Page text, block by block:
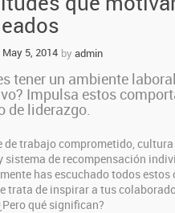
alinear
estrategias
tu
empresa
–
Gerencia
de
proyectos”
May 5, 2014 by admin
tener un ambiente
Impulsa estos
de liderazgo.
de trabajo comprometido,
sistema de recompensación
has escuchado todos estos
trata de inspirar a tus
qué significan?